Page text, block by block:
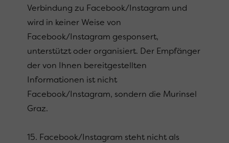
Verbindung zu Facebook/Instagram und
wird in keiner Weise von
Facebook/Instagram gesponsert,
unterstützt oder organisiert. Der Empfänger
der von Ihnen bereitgestellten
Informationen ist nicht
Facebook/Instagram, sondern die Murinsel
Graz.
15. Facebook/Instagram steht nicht als